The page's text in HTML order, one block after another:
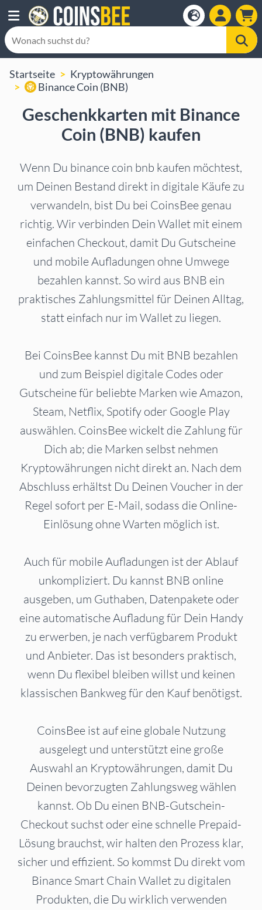
Startseite
Kryptowährungen
Binance Coin (BNB)
Geschenkkarten mit Binance
Coin (BNB) kaufen
Wenn Du binance coin bnb kaufen möchtest,
um Deinen Bestand direkt in digitale Käufe zu
verwandeln, bist Du bei CoinsBee genau
richtig. Wir verbinden Dein Wallet mit einem
einfachen Checkout, damit Du Gutscheine
und mobile Aufladungen ohne Umwege
bezahlen kannst. So wird aus BNB ein
praktisches Zahlungsmittel für Deinen Alltag,
statt einfach nur im Wallet zu liegen.
Bei CoinsBee kannst Du mit BNB bezahlen
und zum Beispiel digitale Codes oder
Gutscheine für beliebte Marken wie Amazon,
Steam, Netflix, Spotify oder Google Play
auswählen. CoinsBee wickelt die Zahlung für
Dich ab; die Marken selbst nehmen
Kryptowährungen nicht direkt an. Nach dem
Abschluss erhältst Du Deinen Voucher in der
Regel sofort per E-Mail, sodass die Online-
Einlösung ohne Warten möglich ist.
Auch für mobile Aufladungen ist der Ablauf
unkompliziert. Du kannst BNB online
ausgeben, um Guthaben, Datenpakete oder
eine automatische Aufladung für Dein Handy
zu erwerben, je nach verfügbarem Produkt
und Anbieter. Das ist besonders praktisch,
wenn Du flexibel bleiben willst und keinen
klassischen Bankweg für den Kauf benötigst.
CoinsBee ist auf eine globale Nutzung
ausgelegt und unterstützt eine große
Auswahl an Kryptowährungen, damit Du
Deinen bevorzugten Zahlungsweg wählen
kannst. Ob Du einen BNB-Gutschein-
Checkout suchst oder eine schnelle Prepaid-
Lösung brauchst, wir halten den Prozess klar,
sicher und effizient. So kommst Du direkt vom
Binance Smart Chain Wallet zu digitalen
Produkten, die Du wirklich verwenden